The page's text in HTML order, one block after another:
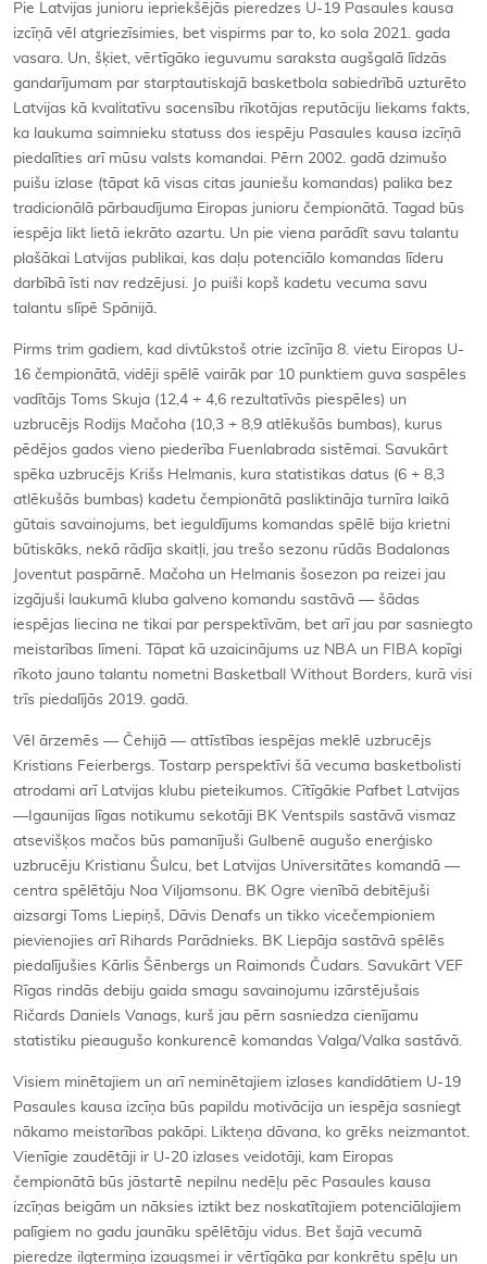
Pie Latvijas junioru iepriekšējās pieredzes U-19 Pasaules kausa
izcīņā vēl atgriezīsimies, bet vispirms par to, ko sola 2021. gada
vasara. Un, šķiet, vērtīgāko ieguvumu saraksta augšgalā līdzās
gandarījumam par starptautiskajā basketbola sabiedrībā uzturēto
Latvijas kā kvalitatīvu sacensību rīkotājas reputāciju liekams fakts,
ka laukuma saimnieku statuss dos iespēju Pasaules kausa izcīņā
piedalīties arī mūsu valsts komandai. Pērn 2002. gadā dzimušo
puišu izlase (tāpat kā visas citas jauniešu komandas) palika bez
tradicionālā pārbaudījuma Eiropas junioru čempionātā. Tagad būs
iespēja likt lietā iekrāto azartu. Un pie viena parādīt savu talantu
plašākai Latvijas publikai, kas daļu potenciālo komandas līderu
darbībā īsti nav redzējusi. Jo puiši kopš kadetu vecuma savu
talantu slīpē Spānijā.
Pirms trim gadiem, kad divtūkstoš otrie izcīnīja 8. vietu Eiropas U-
16 čempionātā, vidēji spēlē vairāk par 10 punktiem guva saspēles
vadītājs Toms Skuja (12,4 + 4,6 rezultatīvās piespēles) un
uzbrucējs Rodijs Mačoha (10,3 + 8,9 atlēkušās bumbas), kurus
pēdējos gados vieno piederība Fuenlabrada sistēmai. Savukārt
spēka uzbrucējs Krišs Helmanis, kura statistikas datus (6 + 8,3
atlēkušās bumbas) kadetu čempionātā pasliktināja turnīra laikā
gūtais savainojums, bet ieguldījums komandas spēlē bija krietni
būtiskāks, nekā rādīja skaitļi, jau trešo sezonu rūdās Badalonas
Joventut paspārnē. Mačoha un Helmanis šosezon pa reizei jau
izgājuši laukumā kluba galveno komandu sastāvā — šādas
iespējas liecina ne tikai par perspektīvām, bet arī jau par sasniegto
meistarības līmeni. Tāpat kā uzaicinājums uz NBA un FIBA kopīgi
rīkoto jauno talantu nometni Basketball Without Borders, kurā visi
trīs piedalījās 2019. gadā.
Vēl ārzemēs — Čehijā — attīstības iespējas meklē uzbrucējs
Kristians Feierbergs. Tostarp perspektīvi šā vecuma basketbolisti
atrodami arī Latvijas klubu pieteikumos. Cītīgākie Pafbet Latvijas
—Igaunijas līgas notikumu sekotāji BK Ventspils sastāvā vismaz
atsevišķos mačos būs pamanījuši Gulbenē augušo enerģisko
uzbrucēju Kristianu Šulcu, bet Latvijas Universitātes komandā —
centra spēlētāju Noa Viljamsonu. BK Ogre vienībā debitējuši
aizsargi Toms Liepiņš, Dāvis Denafs un tikko vicečempioniem
pievienojies arī Rihards Parādnieks. BK Liepāja sastāvā spēlēs
piedalījušies Kārlis Šēnbergs un Raimonds Čudars. Savukārt VEF
Rīgas rindās debiju gaida smagu savainojumu izārstējušais
Ričards Daniels Vanags, kurš jau pērn sasniedza cienījamu
statistiku pieaugušo konkurencē komandas Valga/Valka sastāvā.
Visiem minētajiem un arī neminētajiem izlases kandidātiem U-19
Pasaules kausa izcīņa būs papildu motivācija un iespēja sasniegt
nākamo meistarības pakāpi. Likteņa dāvana, ko grēks neizmantot.
Vienīgie zaudētāji ir U-20 izlases veidotāji, kam Eiropas
čempionātā būs jāstartē nepilnu nedēļu pēc Pasaules kausa
izcīņas beigām un nāksies iztikt bez noskatītajiem potenciālajiem
palīgiem no gadu jaunāku spēlētāju vidus. Bet šajā vecumā
pieredze ilgtermiņa izaugsmei ir vērtīgāka par konkrētu spēļu un